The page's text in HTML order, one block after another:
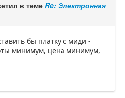
в темеRe: Электронная
бы платку с миди -
минимум, цена минимум,